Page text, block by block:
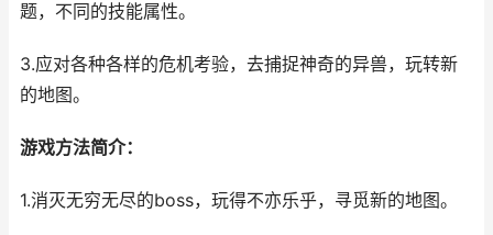
题，不同的技能属性。
3.应对各种各样的危机考验，去捕捉神奇的异兽，玩转新
的地图。
游戏方法简介：
1.消灭无穷无尽的boss，玩得不亦乐乎，寻觅新的地图。